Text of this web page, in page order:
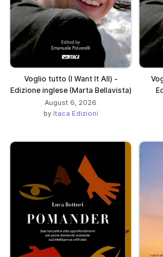
Voglio tutto (I Want It All) -
Edizione inglese (Marta Bellavista)
August 6, 2026
by Itaca Edizioni